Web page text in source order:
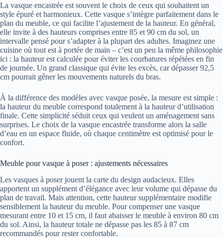
La vasque encastrée est souvent le choix de ceux qui souhaitent un
style épuré et harmonieux. Cette vasque s’intègre parfaitement dans le
plan du meuble, ce qui facilite l’ajustement de la hauteur. En général,
elle invite à des hauteurs comprises entre 85 et 90 cm du sol, un
intervalle pensé pour s’adapter à la plupart des adultes. Imaginez une
cuisine où tout est à portée de main – c’est un peu la même philosophie
ici : la hauteur est calculée pour éviter les courbatures répétées en fin
de journée. Un grand classique qui évite les excès, car dépasser 92,5
cm pourrait gêner les mouvements naturels du bras.
À la différence des modèles avec vasque posée, la mesure est simple :
la hauteur du meuble correspond totalement à la hauteur d’utilisation
finale. Cette simplicité séduit ceux qui veulent un aménagement sans
surprises. Le choix de la vasque encastrée transforme alors la salle
d’eau en un espace fluide, où chaque centimètre est optimisé pour le
confort.
Meuble pour vasque à poser : ajustements nécessaires
Les vasques à poser jouent la carte du design audacieux. Elles
apportent un supplément d’élégance avec leur volume qui dépasse du
plan de travail. Mais attention, cette hauteur supplémentaire modifie
sensiblement la hauteur du meuble. Pour compenser une vasque
mesurant entre 10 et 15 cm, il faut abaisser le meuble à environ 80 cm
du sol. Ainsi, la hauteur totale ne dépasse pas les 85 à 87 cm
recommandés pour rester confortable.